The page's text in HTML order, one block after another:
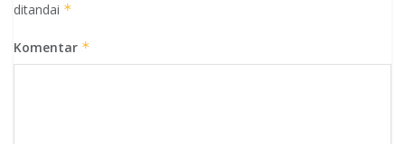
ditandai *
Komentar *